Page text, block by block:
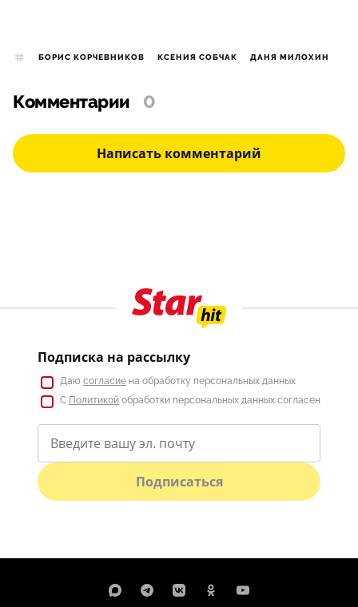
БОРИС КОРЧЕВНИКОВ КСЕНИЯ СОБЧАК ДАНЯ МИЛОХИН
Комментарии 0
Написать комментарий
Подписка на рассылку
Даю согласие на обработку персональных данных
С Политикой обработки персональных данных согласен
Подписаться